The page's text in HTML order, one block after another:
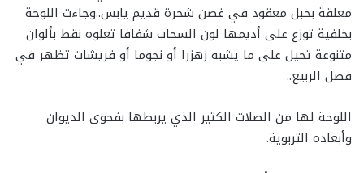
معلقة بحبل معقود في غصن شجرة قديم يابس..وجاءت اللوحة
بخلفية توزع على أديمها لون السحاب شفافا تعلوه نقط بألوان
متنوعة تحيل على ما يشبه زهزرا أو نجوما أو فريشات تظهر في
فصل الربيع..
اللوحة لها من الصلات الكثير الذي يربطها بفحوى الديوان
وأبعاده التربوية.